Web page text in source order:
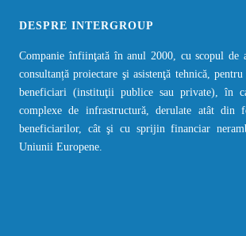
DESPRE INTERGROUP
Companie înfiinţată în anul 2000, cu scopul de
consultanță proiectare şi asistenţă tehnică,
beneficiari (instituţii publice sau private), în
complexe de infrastructură, derulate atât din
beneficiarilor, cât şi cu sprijin financiar
Uniunii Europene.